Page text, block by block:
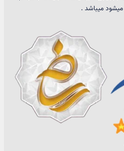
میشود میباشد .